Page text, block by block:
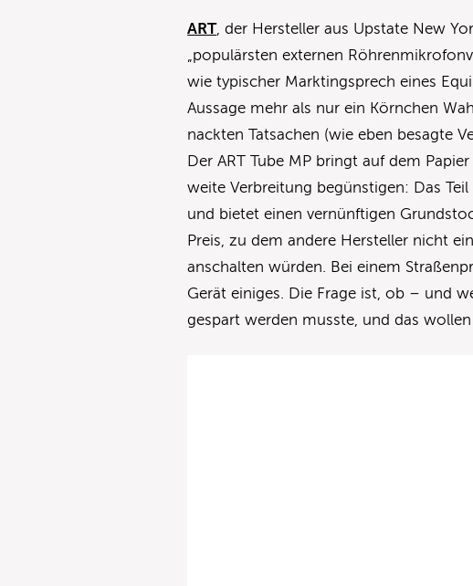
ART, der Hersteller aus Upstate New
„populärsten externen
wie typischer Marktingsprech eines
Aussage mehr als nur ein Körnchen
nackten Tatsachen (wie eben besagte
Der ART Tube MP bringt auf dem
weite Verbreitung begünstigen: Das
und bietet einen vernünftigen
Preis, zu dem andere Hersteller nicht
anschalten würden. Bei einem
Gerät einiges. Die Frage ist, ob – und
gespart werden musste, und das